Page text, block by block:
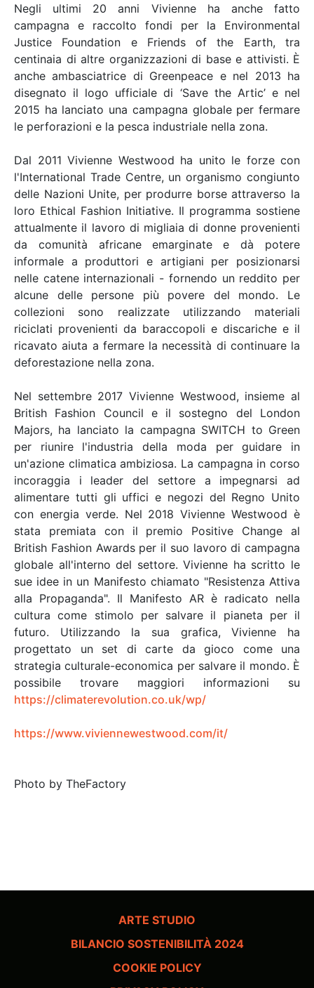
Negli ultimi 20 anni Vivienne ha anche fatto
campagna e raccolto fondi per la Environmental
Justice Foundation e Friends of the Earth, tra
centinaia di altre organizzazioni di base e attivisti. È
anche ambasciatrice di Greenpeace e nel 2013 ha
disegnato il logo ufficiale di ‘Save the Artic’ e nel
2015 ha lanciato una campagna globale per fermare
le perforazioni e la pesca industriale nella zona.
Dal 2011 Vivienne Westwood ha unito le forze con
l'International Trade Centre, un organismo congiunto
delle Nazioni Unite, per produrre borse attraverso la
loro Ethical Fashion Initiative. Il programma sostiene
attualmente il lavoro di migliaia di donne provenienti
da comunità africane emarginate e dà potere
informale a produttori e artigiani per posizionarsi
nelle catene internazionali - fornendo un reddito per
alcune delle persone più povere del mondo. Le
collezioni sono realizzate utilizzando materiali
riciclati provenienti da baraccopoli e discariche e il
ricavato aiuta a fermare la necessità di continuare la
deforestazione nella zona.
Nel settembre 2017 Vivienne Westwood, insieme al
British Fashion Council e il sostegno del London
Majors, ha lanciato la campagna SWITCH to Green
per riunire l'industria della moda per guidare in
un'azione climatica ambiziosa. La campagna in corso
incoraggia i leader del settore a impegnarsi ad
alimentare tutti gli uffici e negozi del Regno Unito
con energia verde. Nel 2018 Vivienne Westwood è
stata premiata con il premio Positive Change al
British Fashion Awards per il suo lavoro di campagna
globale all'interno del settore. Vivienne ha scritto le
sue idee in un Manifesto chiamato "Resistenza Attiva
alla Propaganda". Il Manifesto AR è radicato nella
cultura come stimolo per salvare il pianeta per il
futuro. Utilizzando la sua grafica, Vivienne ha
progettato un set di carte da gioco come una
strategia culturale-economica per salvare il mondo. È
possibile trovare maggiori informazioni su
https://climaterevolution.co.uk/wp/
https://www.viviennewestwood.com/it/
Photo by TheFactory
ARTE STUDIO
BILANCIO SOSTENIBILITÀ 2024
COOKIE POLICY